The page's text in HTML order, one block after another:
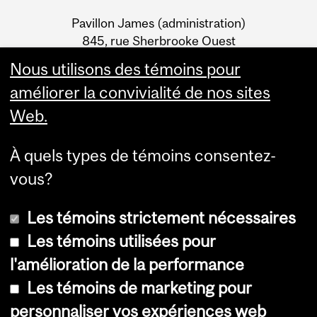
Information
Pavillon James (administration)
845, rue Sherbrooke Ouest
© Université McGill, 2026
Accessibilité
Nous utilisons des témoins pour
améliorer la convivialité de nos sites
Web.
À quels types de témoins consentez-
vous?
Les témoins strictement nécessaires
Les témoins utilisées pour
l'amélioration de la performance
Les témoins de marketing pour
personnaliser vos expériences web